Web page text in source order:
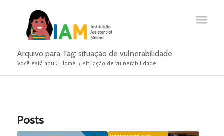
Arquivo para Tag: situação de vulnerabilidade
Você está aqui: Home / situação de vulnerabilidade
Posts